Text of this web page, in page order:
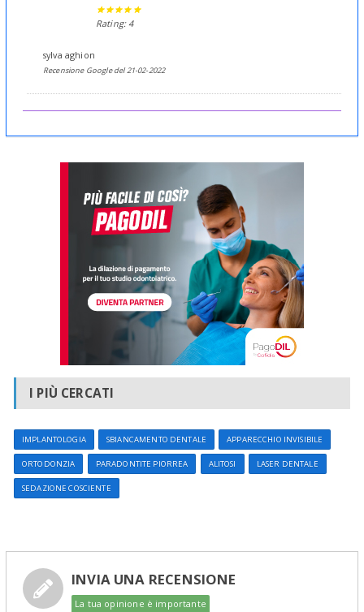
Rating: 4
sylva aghion
Recensione Google del 21-02-2022
I PIÙ CERCATI
IMPLANTOLOGIA SBIANCAMENTO DENTALE APPARECCHIO INVISIBILE
ORTODONZIA PARADONTITE PIORREA ALITOSI LASER DENTALE
SEDAZIONE COSCIENTE
INVIA UNA RECENSIONE
La tua opinione è importante